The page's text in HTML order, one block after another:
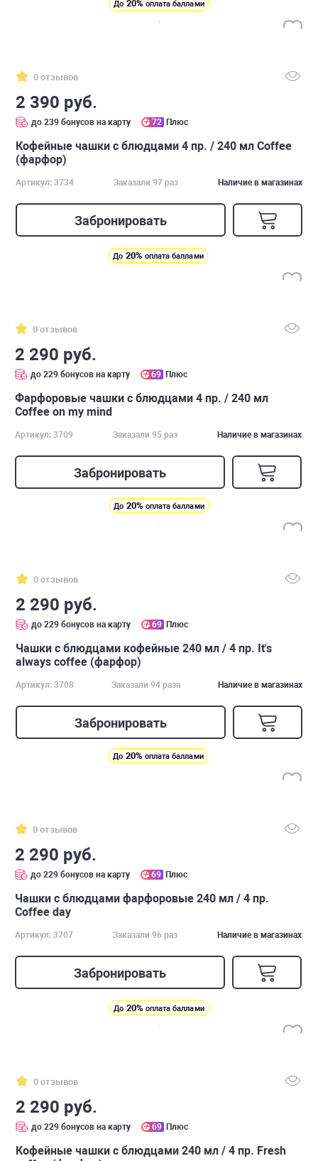
До 20% оплата баллами
0 отзывов
2 390 руб.
до 239 бонусов на карту 72 Плюс
Кофейные чашки с блюдцами 4 пр. / 240 мл Сoffee
(фарфор)
Артикул: 3734 Заказали 97 раз Наличие в магазинах
Забронировать
До 20% оплата баллами
0 отзывов
2 290 руб.
до 229 бонусов на карту 69 Плюс
Фарфоровые чашки с блюдцами 4 пр. / 240 мл
Coffee on my mind
Артикул: 3709 Заказали 95 раз Наличие в магазинах
Забронировать
До 20% оплата баллами
0 отзывов
2 290 руб.
до 229 бонусов на карту 69 Плюс
Чашки с блюдцами кофейные 240 мл / 4 пр. It's
always coffee (фарфор)
Артикул: 3708 Заказали 94 раза Наличие в магазинах
Забронировать
До 20% оплата баллами
0 отзывов
2 290 руб.
до 229 бонусов на карту 69 Плюс
Чашки с блюдцами фарфоровые 240 мл / 4 пр.
Сoffee day
Артикул: 3707 Заказали 96 раз Наличие в магазинах
Забронировать
До 20% оплата баллами
0 отзывов
2 290 руб.
до 229 бонусов на карту 69 Плюс
Кофейные чашки с блюдцами 240 мл / 4 пр. Fresh